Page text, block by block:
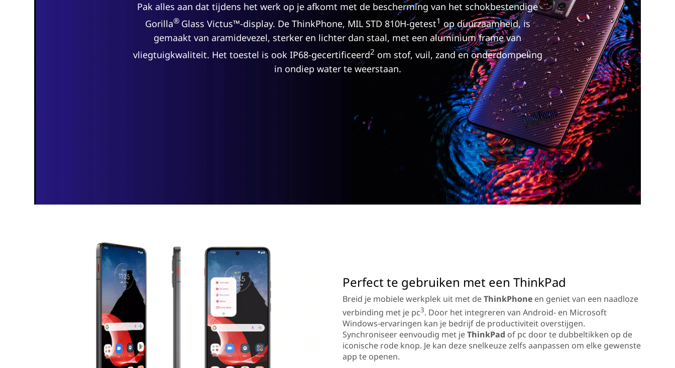
Pak alles aan dat tijdens het werk op je afkomt met de bescherming van het schokbestendige
Gorilla® Glass Victus™-display. De ThinkPhone, MIL STD 810H-getest1 op duurzaamheid, is
gemaakt van aramidevezel, sterker en lichter dan staal, met een aluminium frame van
vliegtuigkwaliteit. Het toestel is ook IP68-gecertificeerd2 om stof, vuil, zand en onderdompeling
in ondiep water te weerstaan.
Perfect te gebruiken met een ThinkPad
Breid je mobiele werkplek uit met deThinkPhone en geniet van een naadloze
verbinding met je pc3. Door het integreren van Android- en Microsoft
Windows-ervaringen kan je bedrijf de productiviteit overstijgen.
Synchroniseer eenvoudig met jeThinkPad of pc door te dubbeltikken op de
iconische rode knop. Je kan deze snelkeuze zelfs aanpassen om elke gewenste
app te openen.